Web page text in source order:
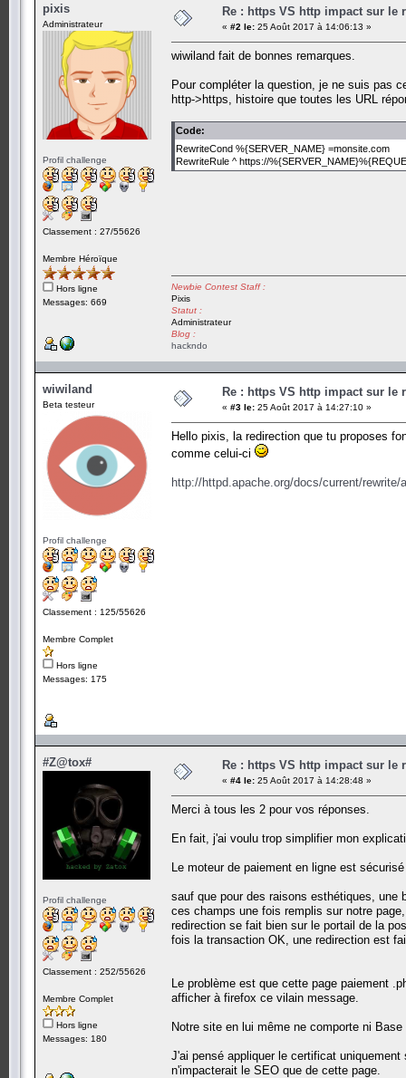
pixis
Administrateur
Profil challenge
Classement : 27/55626
Membre Héroïque
Hors ligne
Messages: 669
Re : https VS http impact sur le
« #2 le: 25 Août 2017 à 14:06:13 »
wiwiland fait de bonnes remarques.
Pour compléter la question, je ne suis pas
http->https, histoire que toutes les URL
Code:
RewriteCond %{SERVER_NAME} =monsite.com
RewriteRule ^ https://
Newbie Contest Staff :
Pixis
Statut :
Administrateur
Blog :
hackndo
wiwiland
Beta testeur
Profil challenge
Classement : 125/55626
Membre Complet
Hors ligne
Messages: 175
Re : https VS http impact sur le
« #3 le: 25 Août 2017 à 14:27:10 »
Hello pixis, la redirection que tu proposes
comme celui-ci
http://httpd.apache.org/docs/current/rewrite/
#Z@tox#
Profil challenge
Classement : 252/55626
Membre Complet
Hors ligne
Messages: 180
Re : https VS http impact sur le
« #4 le: 25 Août 2017 à 14:28:48 »
Merci à tous les 2 pour vos réponses.
En fait, j'ai voulu trop simplifier mon
Le moteur de paiement en ligne est
sauf que pour des raisons esthétiques,
ces champs une fois remplis sur notre
redirection se fait bien sur le portail de la
fois la transaction OK, une redirection est
Le problème est que cette page paiement
afficher à firefox ce vilain message.
Notre site en lui même ne comporte ni
J'ai pensé appliquer le certificat
n'impacterait le SEO que de cette page.